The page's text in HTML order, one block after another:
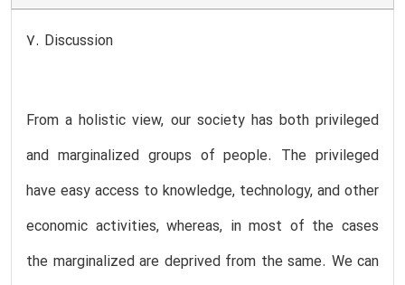
7. Discussion
From a holistic view, our society has both privileged
and marginalized groups of people. The privileged
have easy access to knowledge, technology, and other
economic activities, whereas, in most of the cases
the marginalized are deprived from the same. We can